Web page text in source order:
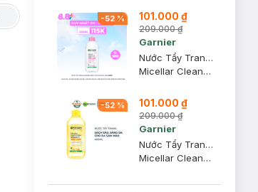
-52% 101.000 ₫
209.000 ₫
Garnier
Nước Tẩy Trang Garnier Dành Cho Da Nhạy Cảm 400ml
Micellar Cleansing Water For Sensitive Skin
-52 % 101.000 ₫
209.000 ₫
Garnier
Nước Tẩy Trang Garnier Vitamin C Làm Sáng Da 400ml
Micellar Cleansing Water Vitamin C